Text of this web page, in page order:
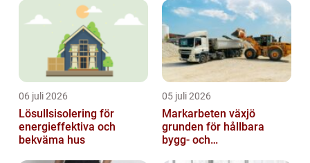
06 juli 2026
Lösullsisolering för
energieffektiva och
bekväma hus
05 juli 2026
Markarbeten växjö
grunden för hållbara
bygg- och